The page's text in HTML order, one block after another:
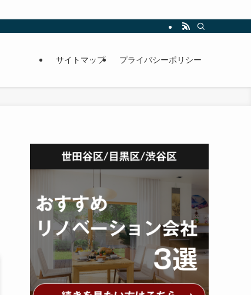
サイトマップ プライバシーポリシー